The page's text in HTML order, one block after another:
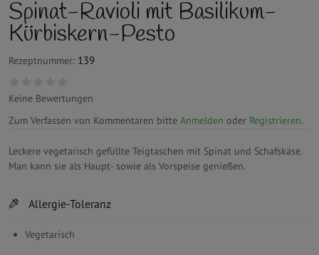
Spinat-Ravioli mit Basilikum-
Kürbiskern-Pesto
Rezeptnummer: 139
Keine Bewertungen
Zum Verfassen von Kommentaren bitte Anmelden oder Registrieren.
Leckere vegetarisch gefüllte Teigtaschen mit Spinat und Schafskäse.
Man kann sie als Haupt- sowie als Vorspeise genießen.
Allergie-Toleranz
Vegetarisch
Horizontal tabs